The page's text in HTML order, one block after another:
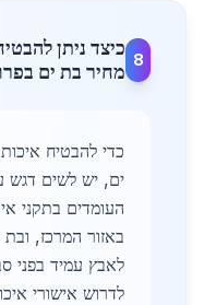
8
כיצד ניתן
מחיר בת ים
כדי להבטיח
ים, יש לשים דגש
העומדים בתקני
באזור המרכז,
לאבץ עמיד בפני
לדרוש אישורי